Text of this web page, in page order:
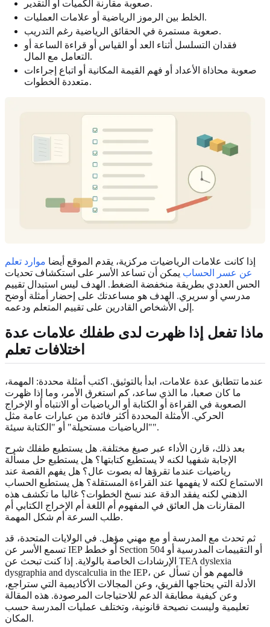
صعوبة مقارنة الكميات أو التقدير.
الخلط بين الرموز الرياضية أو علامات العمليات.
صعوبة مستمرة في الحقائق الرياضية رغم التدريب.
فقدان التسلسل أثناء العد أو القياس أو قراءة الساعة أو
التعامل مع المال.
صعوبة محاذاة الأعداد أو فهم القيمة المكانية أو اتباع إجراءات
متعددة الخطوات.
إذا كانت علامات الرياضيات مركزية، يقدم الموقع أيضا موارد تعلم
عن عسر الحساب يمكن أن تساعد الأسر على استكشاف تحديات
الحس العددي بطريقة منخفضة الضغط. الهدف ليس استبدال تقييم
مدرسي أو سريري. الهدف هو مساعدتك على إحضار أمثلة أوضح
إلى الأشخاص القادرين على تقييم المتعلم ودعمه.
ماذا تفعل إذا ظهرت لدى طفلك علامات عدة
اختلافات تعلم
عندما تتطابق عدة علامات، ابدأ بالتوثيق. اكتب أمثلة محددة: المهمة،
ما كان صعبا، ما الذي ساعد، كم استغرق الأمر، وما إذا ظهرت
الصعوبة في القراءة أو الكتابة أو الرياضيات أو الانتباه أو الإخراج
الحركي. الأمثلة المحددة أكثر فائدة من عبارات عامة مثل
"الرياضيات مستحيلة" أو "الكتابة سيئة".
بعد ذلك، قارن الأداء عبر صيغ مختلفة. هل يستطيع طفلك شرح
الإجابة شفهيا لكنه لا يستطيع كتابتها؟ هل يستطيع حل مسألة
رياضيات عندما تقرؤها له بصوت عال؟ هل يفهم القصة عند
الاستماع لكنه لا يفهمها عند القراءة المستقلة؟ هل يستطيع الحساب
الذهني لكنه يفقد الدقة عند نسخ الخطوات؟ غالبا ما تكشف هذه
المقارنات هل العائق في المفهوم أم اللغة أم الإخراج الكتابي أم
طلب السرعة أم شكل المهمة.
ثم تحدث مع المدرسة أو مع مهني مؤهل. في الولايات المتحدة، قد
تسمع الأسر عن IEP أو خطط Section 504 أو التقييمات المدرسية أو
الإرشادات الخاصة بالولاية. إذا كنت تبحث عن TEA dyslexia
dysgraphia and dyscalculia in the IEP، فالمهم هو أن تسأل عن
الأدلة التي يحتاجها الفريق، وعن المجالات الأكاديمية التي ستراجع،
وعن كيفية مطابقة الدعم للاحتياجات المرصودة. هذه المقالة
تعليمية وليست نصيحة قانونية، وتختلف عمليات المدرسة حسب
المكان.